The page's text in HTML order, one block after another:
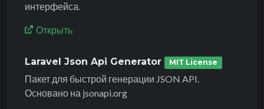
интерфейса.
Открыть
Laravel Json Api Generator MIT License
Пакет для быстрой генерации JSON API.
Основано на jsonapi.org